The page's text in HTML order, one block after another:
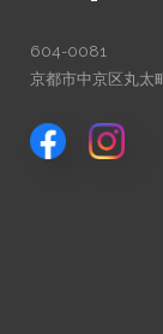
604-0081
京都市中京区丸太